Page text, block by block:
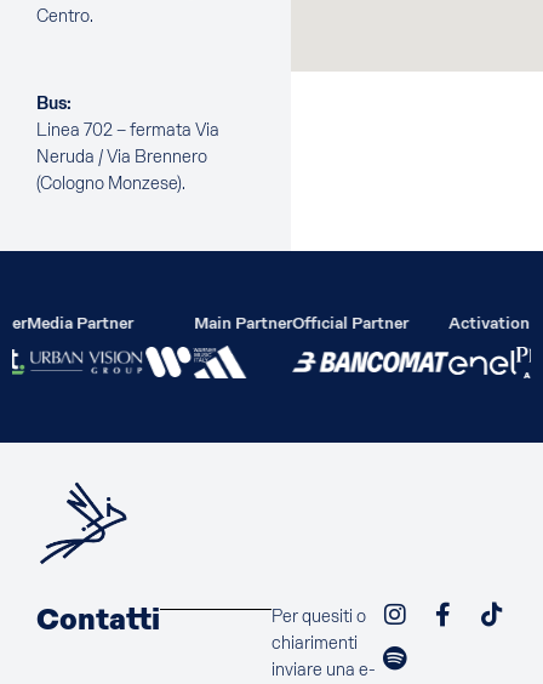
Centro.
Bus:
Linea 702 – fermata Via
Neruda / Via Brennero
(Cologno Monzese).
Media Partner Main PartnerOfficial Partner Activation
Contatti
Per quesiti o
chiarimenti
inviare una e-